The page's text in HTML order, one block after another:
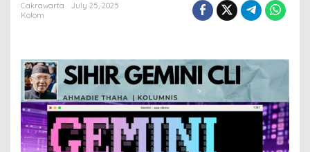
i
n
i
C
L
I
Cakrawarta
July 25, 2025
Kolom